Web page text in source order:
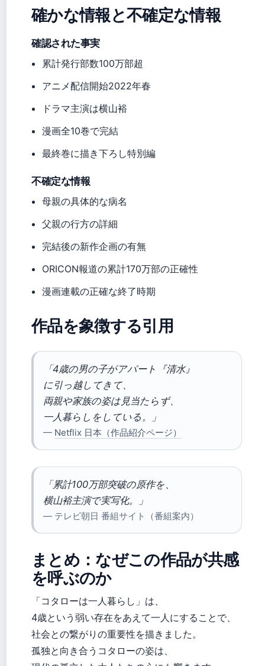
確かな情報と不確定な情報
確認された事実
累計発行部数100万部超
アニメ配信開始2022年春
ドラマ主演は横山裕
漫画全10巻で完結
最終巻に描き下ろし特別編
不確定な情報
母親の具体的な病名
父親の行方の詳細
完結後の新作企画の有無
ORICON報道の累計170万部の正確性
漫画連載の正確な終了時期
作品を象徴する引用
「4歳の男の子がアパート『清水』
に引っ越してきて、
両親や家族の姿は見当たらず、
一人暮らしをしている。」
— Netflix 日本（作品紹介ページ）
「累計100万部突破の原作を、
横山裕主演で実写化。」
— テレビ朝日 番組サイト（番組案内）
まとめ：なぜこの作品が共感
を呼ぶのか
「コタローは一人暮らし」は、
4歳という弱い存在をあえて一人にすることで、
社会との繋がりの重要性を描きました。
孤独と向き合うコタローの姿は、